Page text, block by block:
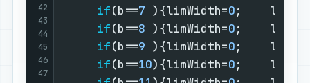
42
43
44
45
46
47
if(b==7 ){limWidth=0;
if(b==8 ){limWidth=0;
if(b==9 ){limWidth=0;
if(b==10){limWidth=0;